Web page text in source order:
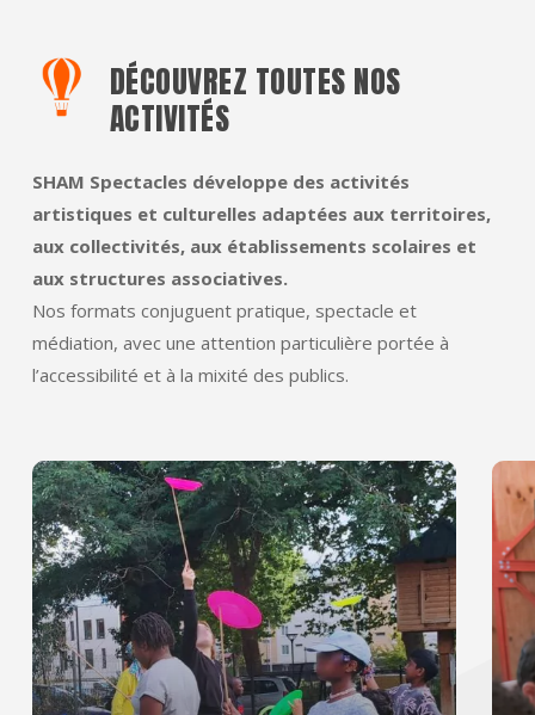
DÉCOUVREZ TOUTES NOS
ACTIVITÉS
SHAM Spectacles développe des activités
artistiques et culturelles adaptées aux territoires,
aux collectivités, aux établissements scolaires et
aux structures associatives.
Nos formats conjuguent pratique, spectacle et
médiation, avec une attention particulière portée à
l’accessibilité et à la mixité des publics.
Découvrir